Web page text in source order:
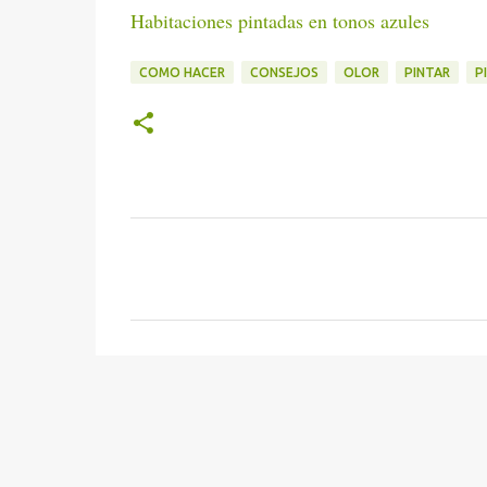
Habitaciones pintadas en tonos azules
COMO HACER CONSEJOS OLOR PINTAR